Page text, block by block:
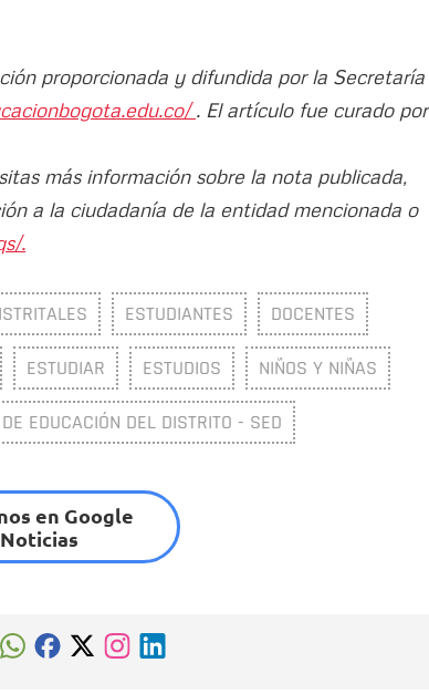
proporcionada y difundida por la Secretaría
. El artículo fue curado por
más información sobre la nota publicada,
a la ciudadanía de la entidad mencionada o
.
ESTUDIANTES DOCENTES
ESTUDIAR ESTUDIOS NIÑOS Y NIÑAS
EDUCACIÓN DEL DISTRITO - SED
en Google
Noticias